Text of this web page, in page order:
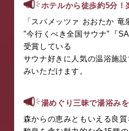
ホテルから徒歩約5分！
「スパメッツァ おおたか 竜
"今行くべき全国サウナ" 『
受賞している
サウナ好きに人気の温浴施
みいただけます。
湯めぐり三昧で湯浴み
森からの恵みともいえる良